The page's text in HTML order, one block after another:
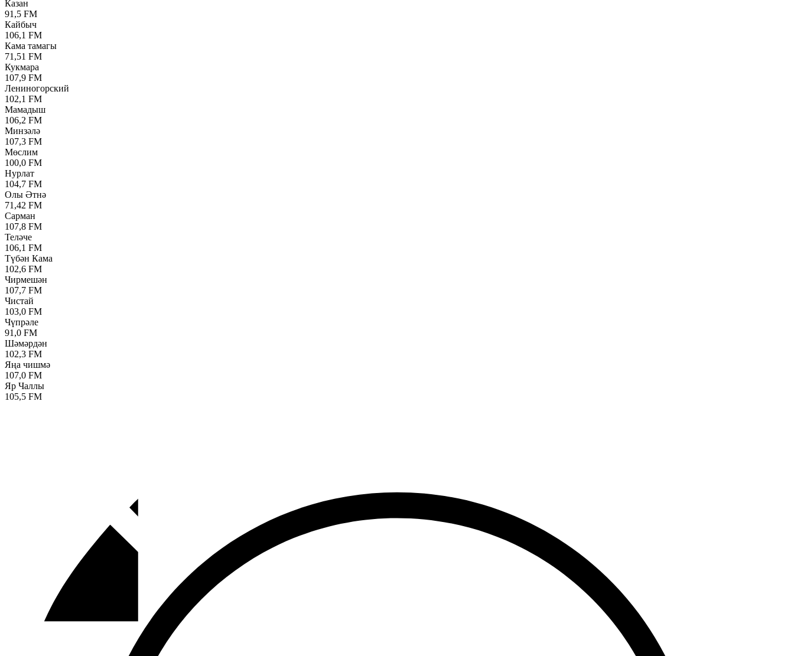
Казан
91,5 FM
Кайбыч
106,1 FM
Кама тамагы
71,51 FM
Кукмара
107,9 FM
Лениногорский
102,1 FM
Мамадыш
106,2 FM
Минзәлә
107,3 FM
Мөслим
100,0 FM
Нурлат
104,7 FM
Олы Әтнә
71,42 FM
Сарман
107,8 FM
Теләче
106,1 FM
Түбән Кама
102,6 FM
Чирмешән
107,7 FM
Чистай
103,0 FM
Чүпрәле
91,0 FM
Шәмәрдән
102,3 FM
Яңа чишмә
107,0 FM
Яр Чаллы
105,5 FM